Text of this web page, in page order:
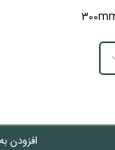
افزودن